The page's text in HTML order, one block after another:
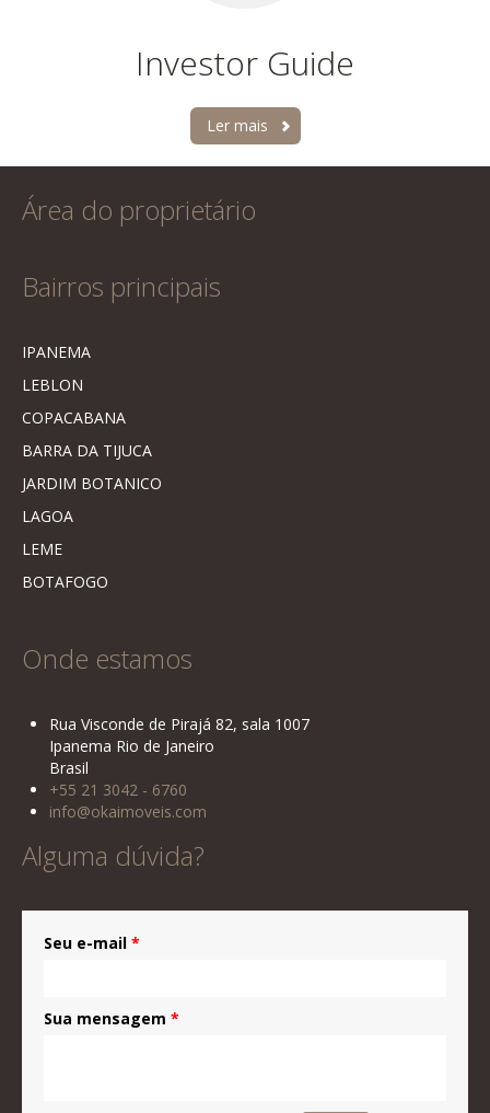
Investor Guide
Ler mais
Área do proprietário
Bairros principais
IPANEMA
LEBLON
COPACABANA
BARRA DA TIJUCA
JARDIM BOTANICO
LAGOA
LEME
BOTAFOGO
Onde estamos
Rua Visconde de Pirajá 82, sala 1007
Ipanema Rio de Janeiro
Brasil
+55 21 3042 - 6760
info@okaimoveis.com
Alguma dúvida?
Seu e-mail *
Sua mensagem *